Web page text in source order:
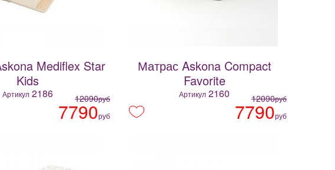
Mediflex Star
Kids
Артикул 2186 12090руб
7790руб
Матрас Askona Compact
Favorite
Артикул 2160 12090руб
7790руб